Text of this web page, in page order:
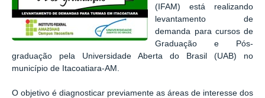
(IFAM) está realizando
levantamento de
demanda para cursos de
Graduação e Pós-
graduação pela Universidade Aberta do Brasil (UAB) no
município de Itacoatiara-AM.
O objetivo é diagnosticar previamente as áreas de interesse dos